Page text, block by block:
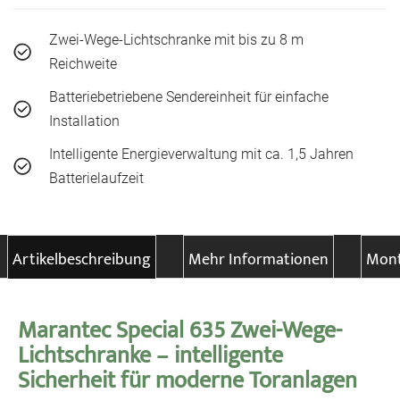
Zwei-Wege-Lichtschranke mit bis zu 8 m
Reichweite
Batteriebetriebene Sendereinheit für einfache
Installation
Intelligente Energieverwaltung mit ca. 1,5 Jahren
Batterielaufzeit
Artikelbeschreibung Mehr Informationen
Marantec Special 635 Zwei-Wege-
Lichtschranke– intelligente
Sicherheit für moderne Toranlagen